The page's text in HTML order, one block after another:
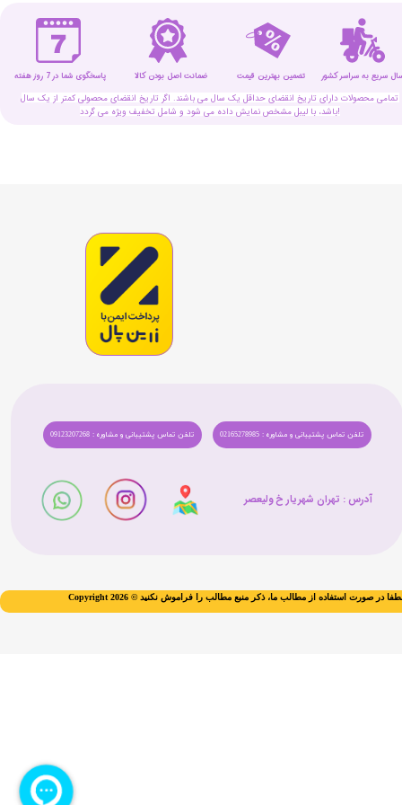
تمامی محصولات دارای تاریخ انقضای حداقل یک سال می باشند. اگر تاریخ انقضای محصولی کمتر از یک سال
باشد، با لیبل مشخص نمایش داده می شود و شامل تخفیف ویژه می گردد!
ضمانت اصل بودن کالا تضمین بهترین قیمت پاسخگوی شما در 7 روز هفته سریع به سراسر کشور
تلفن تماس پشتیبانی و مشاوره : 09123207268 تلفن تماس پشتیبانی و مشاوره : 02165278985
آدرس : تهران شهریار خ ولیعصر​​​​​​​